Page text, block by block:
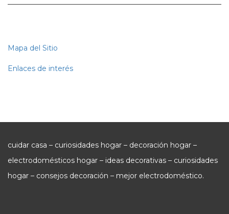
Mapa del Sitio
Enlaces de interés
cuidar casa – curiosidades hogar – decoración hogar –
electrodomésticos hogar – ideas decorativas – curiosidades
hogar – consejos decoración – mejor electrodoméstico.